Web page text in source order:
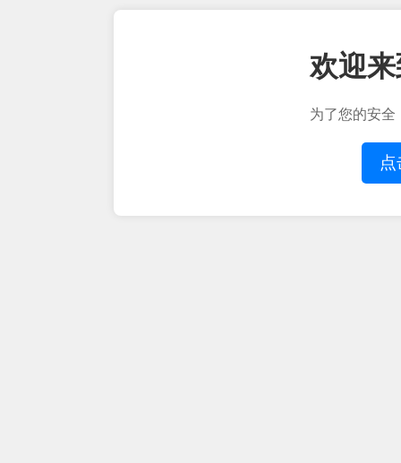
欢迎
为了您的安全